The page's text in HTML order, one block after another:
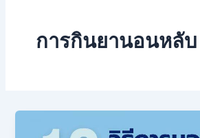
การกินยานอนหลับ